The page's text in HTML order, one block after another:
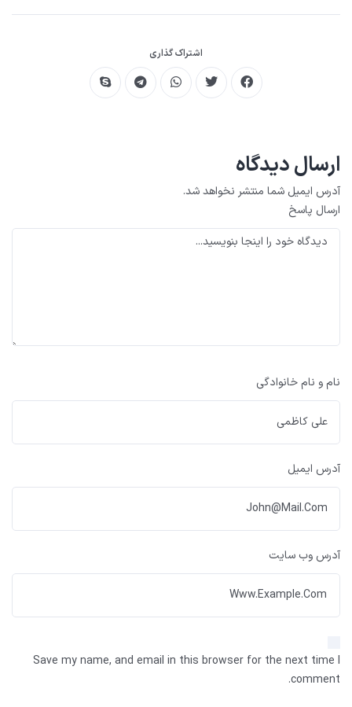
اشتراک گذاری
ارسال دیدگاه
آدرس ایمیل شما منتشر نخواهد شد.
ارسال پاسخ
نام و نام خانوادگی
آدرس ایمیل
آدرس وب سایت
Save my name, and email in this browser for the next time I
comment.